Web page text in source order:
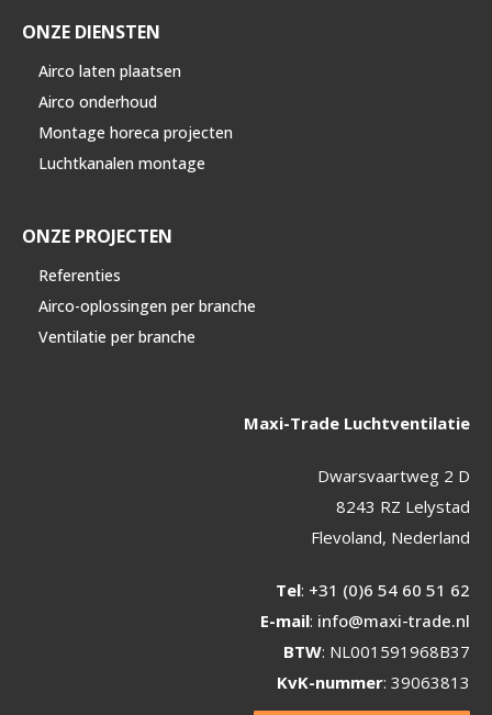
ONZE DIENSTEN
Airco laten plaatsen
Airco onderhoud
Montage horeca projecten
Luchtkanalen montage
ONZE PROJECTEN
Referenties
Airco-oplossingen per branche
Ventilatie per branche
Maxi-Trade Luchtventilatie
Dwarsvaartweg 2 D
8243 RZ Lelystad
Flevoland, Nederland
Tel: +31 (0)6 54 60 51 62
E-mail: info@maxi-trade.nl
BTW: NL001591968B37
KvK-nummer: 39063813